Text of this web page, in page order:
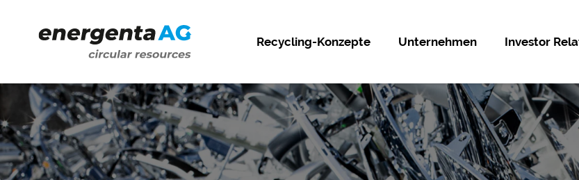
Recycling-Konzepte Unternehmen Investor